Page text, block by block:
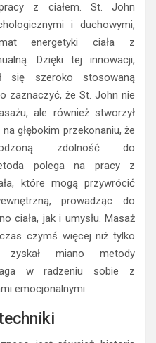
z ciałem. St. John
i duchowymi,
energetyki ciała z
Dzięki tej innowacji,
się szeroko stosowaną
zaznaczyć, że St. John nie
ale również stworzył
głębokim przekonaniu, że
zdolność do
polega na pracy z
które mogą przywrócić
prowadząc do
ciała, jak i umysłu. Masaż
czymś więcej niż tylko
zyskał miano metody
w radzeniu sobie z
emocjonalnymi.